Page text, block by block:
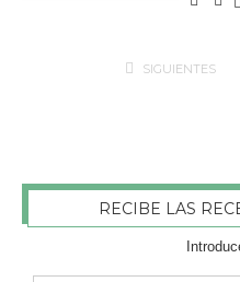
SIGUIENTES
RECIBE LAS